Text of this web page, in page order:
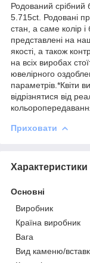
Родований
5.715ct. Родовані
стан, а саме колір і
представлені на
якості, а також
на всіх виробах
ювелірного
параметрів.*Квіти
відрізнятися від
Приховати
Характеристики
Основні
Виробник
Країна виробник
Вага
Вид каменю/